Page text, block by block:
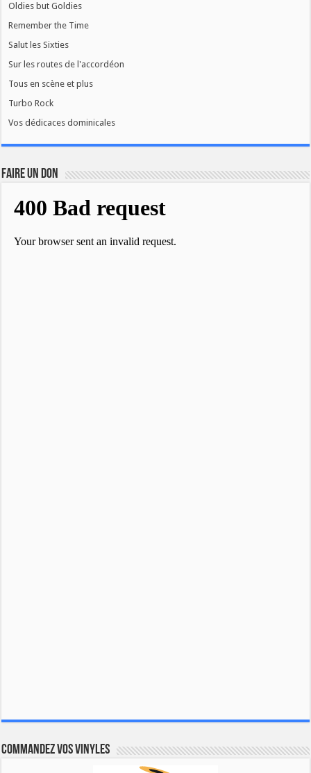
Oldies but Goldies
Remember the Time
Salut les Sixties
Sur les routes de l'accordéon
Tous en scène et plus
Turbo Rock
Vos dédicaces dominicales
FAIRE UN DON
Commandez vos vinyles